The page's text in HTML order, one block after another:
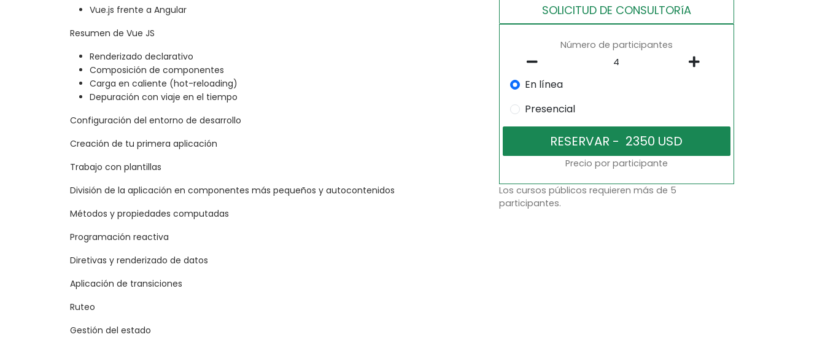
Vue.js frente a Angular
Resumen de Vue JS
Renderizado declarativo
Composición de componentes
Carga en caliente (hot-reloading)
Depuración con viaje en el tiempo
Configuración del entorno de desarrollo
Creación de tu primera aplicación
Trabajo con plantillas
División de la aplicación en componentes más pequeños y autocontenidos
Métodos y propiedades computadas
Programación reactiva
Diretivas y renderizado de datos
Aplicación de transiciones
Ruteo
Gestión del estado
SOLICITUD DE CONSULTORíA
Número de participantes
En línea
Presencial
Precio por participante
Los cursos públicos requieren más de 5
participantes.